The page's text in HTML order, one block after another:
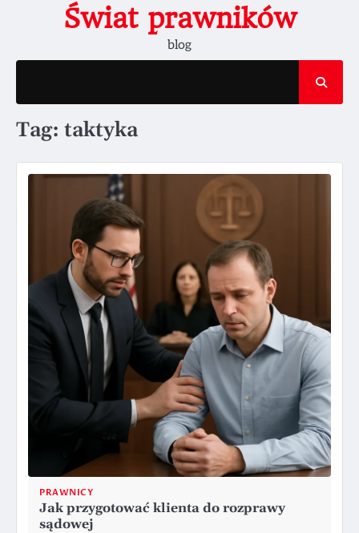
Świat prawników
blog
Tag: taktyka
PRAWNICY
Jak przygotować klienta do rozprawy
sądowej